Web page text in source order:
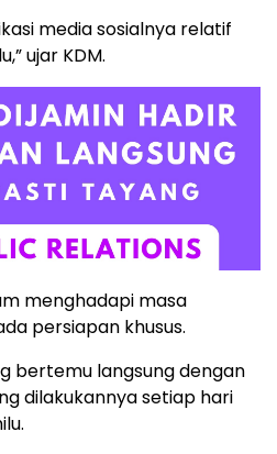
media sosialnya relatif
ujar KDM.
menghadapi masa
persiapan khusus.
bertemu langsung dengan
dilakukannya setiap hari